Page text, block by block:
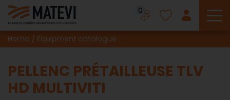
0
Home Equipment catalogue
PELLENC PRÉTAILLEUSE TLV
HD MULTIVITI